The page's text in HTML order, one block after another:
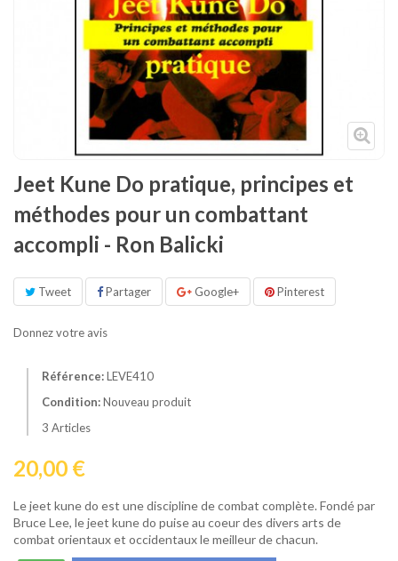
Tatamis
Décoration
Jeet Kune Do pratique, principes et
méthodes pour un combattant
accompli - Ron Balicki
Tweet Partager Google+ Pinterest
Donnez votre avis
Référence:LEVE410
Condition:Nouveau produit
3 Articles
20,00 €
Le jeet kune do est une discipline de combat complète. Fondé par
Bruce Lee, le jeet kune do puise au coeur des divers arts de
combat orientaux et occidentaux le meilleur de chacun.